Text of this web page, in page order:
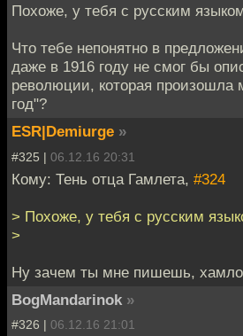
Похоже, у тебя с русским
Что тебе непонятно в
даже в 1916 году не смог бы
революции, которая произошла
год"?
ESR|Demiurge »
#325 | 06.12.16 20:31
Кому: Тень отца Гамлета, #324
> Похоже, у тебя с русским
>
Ну зачем ты мне пишешь,
BogMandarinok »
#326 | 06.12.16 21:01